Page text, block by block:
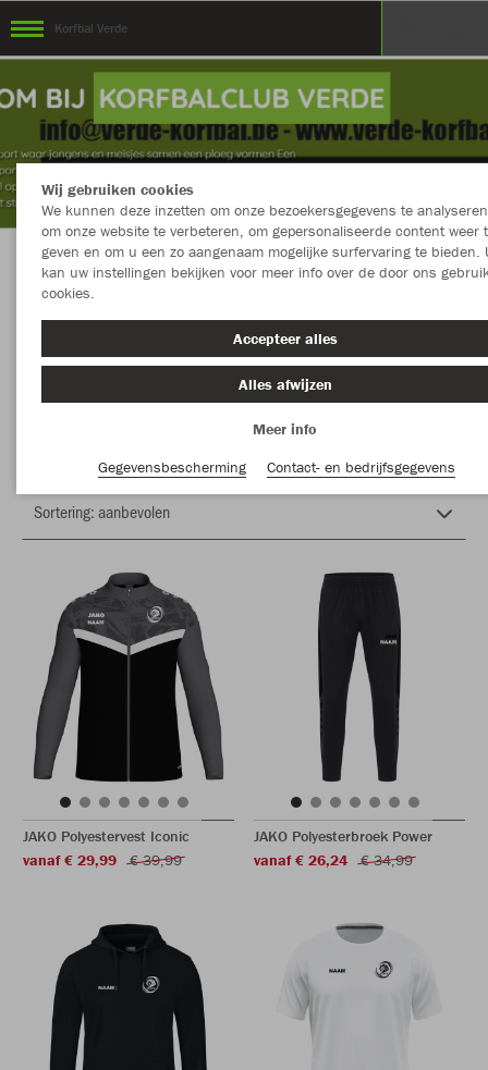
Korfbal Verde
Welkom in de Teamshop van Korfbal Verde
Nieuw
JAKO Polyestervest Iconic
vanaf € 29,99
€ 39,99
JAKO Polyesterbroek Power
vanaf € 26,24
€ 34,99
Wij gebruiken cookies
We kunnen deze inzetten om onze bezoekersgegevens te
om onze website te verbeteren, om gepersonaliseerde content weer
geven en om u een zo aangenaam mogelijke surfervaring te bieden.
kan uw instellingen bekijken voor meer info over de door ons
cookies.
Accepteer alles
Alles afwijzen
Meer info
Gegevensbescherming
Contact- en bedrijfsgegevens